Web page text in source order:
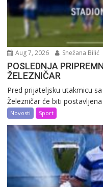
Aug 7, 2026 Snežana Bilić
POSLEDNJA
ŽELEZNIČAR
Pred prijateljsku utakmicu
Železničar će biti
Novosti Sport